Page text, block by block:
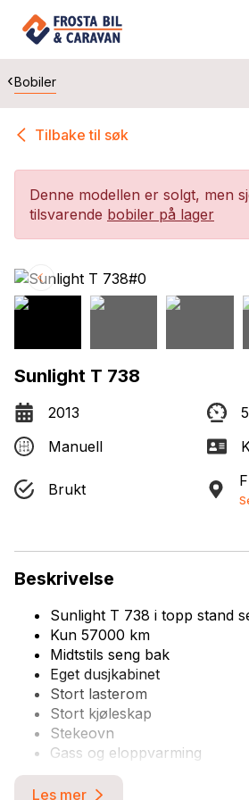
Bobiler
Tilbake til søk
Denne modellen er solgt, men
tilsvarende bobiler på lager
Sunlight T 738
2013
Manuell
Brukt
Beskrivelse
Sunlight T 738 i topp stand
Kun 57000 km
Midtstils seng bak
Eget dusjkabinet
Stort lasterom
Stort kjøleskap
Stekeovn
Gass og eloppvarming
Vi kan ta din Bobil, Caravan,
Les mer